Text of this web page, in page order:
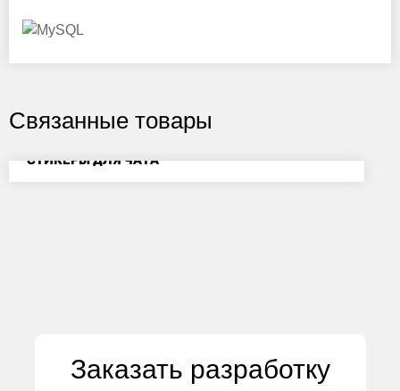
Связанные товары
СТИКЕРЫ ДЛЯ ЧАТА
Заказать разработку